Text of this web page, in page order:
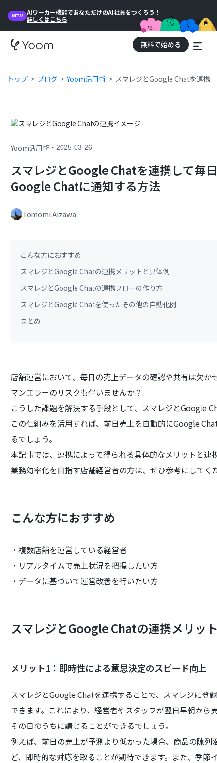
NEW
AIワーカー機能であなただけのAI社員をつくろう！
詳しくはこちら
無料で始める
トップ ブログ Yoom活用術 スマレジとGoogle Chatを連携
Yoom活用術 ・2025-03-26
スマレジとGoogle Chatを連携して毎
Google Chatに通知する方法
Tomomi Aizawa
こんな方におすすめ
スマレジとGoogle Chatの連携メリットと具体例
スマレジとGoogle Chatの連携フローの作り方
スマレジとGoogle Chatを使ったその他の自動化例
まとめ
店舗運営において、毎日の売上データの確認や共有は欠
マンエラーのリスクも伴いませんか？
こうした課題を解決する手段として、スマレジとGoogle
この仕組みを活用すれば、前日売上を自動的にGoogle
るでしょう。
本記事では、連携によって得られる具体的なメリットと連
業務効率化を目指す店舗経営者の方は、ぜひ参考にしてく
こんな方におすすめ
・複数店舗を運営している経営者
・リアルタイムで売上状況を把握したい方
・データに基づいて運営改善を行いたい方
スマレジとGoogle Chatの連携メリッ
メリット1：即時性による意思決定のスピード向上
スマレジとGoogle Chatを連携することで、スマレジに登
できます。これにより、経営者やスタッフが翌日早朝か
その日のうちに講じることができるでしょう。
例えば、前日の売上が予測より低かった場合、商品の陳
ど、即時的な対応を取ることが期待できます。また、季